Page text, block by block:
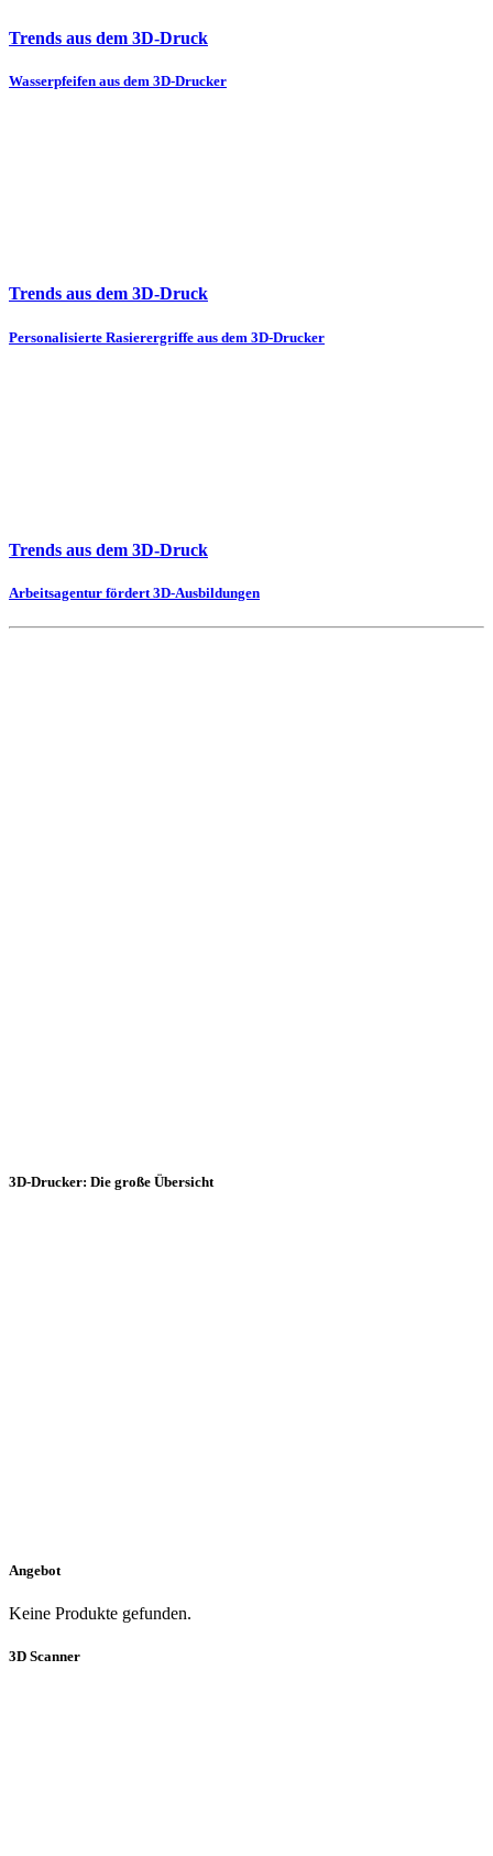
Trends aus dem 3D-Druck
Wasserpfeifen aus dem 3D-Drucker
Trends aus dem 3D-Druck
Personalisierte Rasierergriffe aus dem 3D-Drucker
Trends aus dem 3D-Druck
Arbeitsagentur fördert 3D-Ausbildungen
3D-Drucker: Die große Übersicht
Angebot
Keine Produkte gefunden.
3D Scanner